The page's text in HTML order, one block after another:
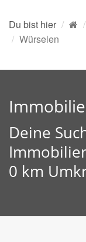
Du bist hier
Würselen
Deine
0 km